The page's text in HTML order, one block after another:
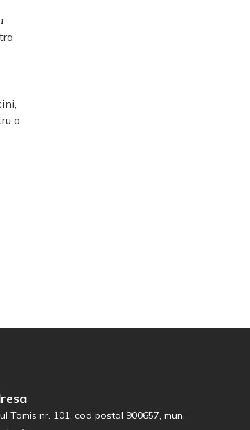
a
Tomis nr. 101, cod poștal 900657, mun.